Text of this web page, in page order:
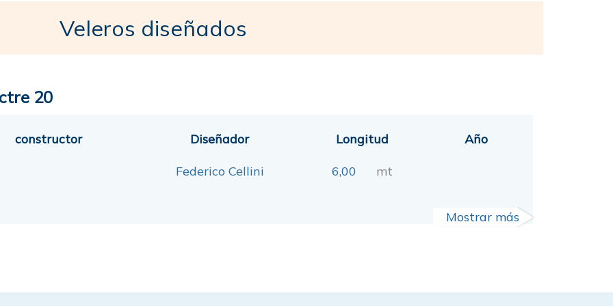
Veleros diseñados
20
constructor Diseñador
Federico Cellini
Longitud
6,00 mt
Año
Mostrar más